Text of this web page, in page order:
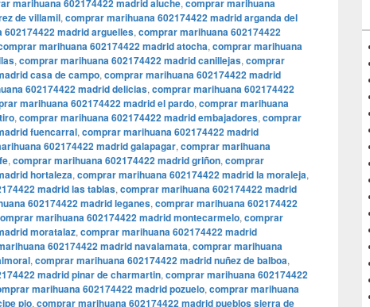
marihuana 602174422 madrid aluche, comprar marihuana
de villamil, comprar marihuana 602174422 madrid arganda del
madrid arguelles, comprar marihuana 602174422
marihuana 602174422 madrid atocha, comprar marihuana
, comprar marihuana 602174422 madrid canillejas, comprar
casa de campo, comprar marihuana 602174422 madrid
602174422 madrid delicias, comprar marihuana 602174422
marihuana 602174422 madrid el pardo, comprar marihuana
, comprar marihuana 602174422 madrid embajadores, comprar
fuencarral, comprar marihuana 602174422 madrid
602174422 madrid galapagar, comprar marihuana
, comprar marihuana 602174422 madrid griñon, comprar
hortaleza, comprar marihuana 602174422 madrid la moraleja,
madrid las tablas, comprar marihuana 602174422 madrid
602174422 madrid leganes, comprar marihuana 602174422
marihuana 602174422 madrid montecarmelo, comprar
moratalaz, comprar marihuana 602174422 madrid
602174422 madrid navalamata, comprar marihuana
, comprar marihuana 602174422 madrid nuñez de balboa,
madrid pinar de charmartin, comprar marihuana 602174422
marihuana 602174422 madrid pozuelo, comprar marihuana
pio, comprar marihuana 602174422 madrid pueblos sierra de